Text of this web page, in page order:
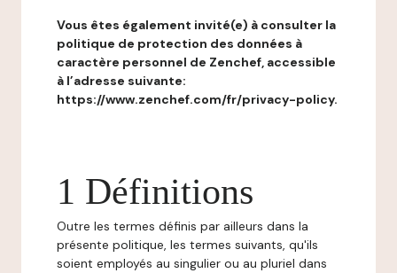
Vous êtes également invité(e) à consulter la
politique de protection des données à
caractère personnel de Zenchef, accessible
à l’adresse suivante:
https://www.zenchef.com/fr/privacy-policy.
1 Définitions
Outre les termes définis par ailleurs dans la
présente politique, les termes suivants, qu'ils
soient employés au singulier ou au pluriel dans